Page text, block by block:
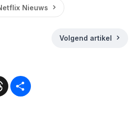
Nieuws
Volgend artikel
Threads